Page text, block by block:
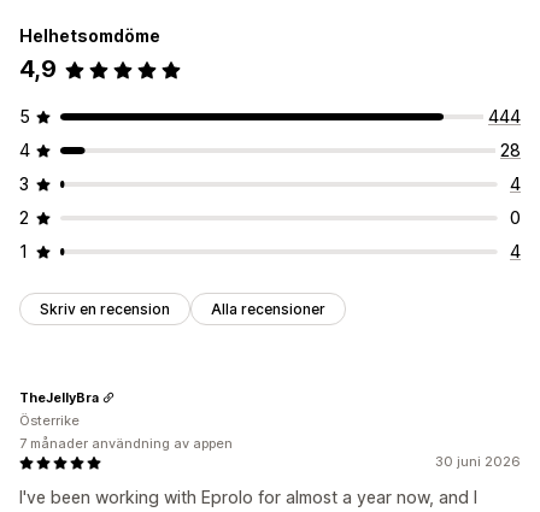
Helhetsomdöme
4,9
5
444
4
28
3
4
2
0
1
4
Skriv en recension Alla recensioner
30 juni 2026
I've been working with Eprolo for almost a year now, and I
TheJellyBra
Österrike
7 månader användning av appen